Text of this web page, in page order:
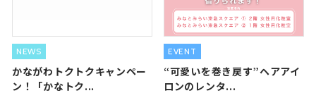
NEWS
かながわトクトクキャンペー
ン！「かなトク...
EVENT
“可愛いを巻き戻す”ヘアアイ
ロンのレンタ...